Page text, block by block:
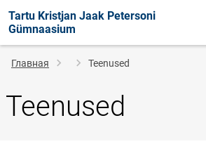
Tartu Kristjan Jaak Petersoni
Gümnaasium
Строка
навигации
Главная Teenused
Teenused